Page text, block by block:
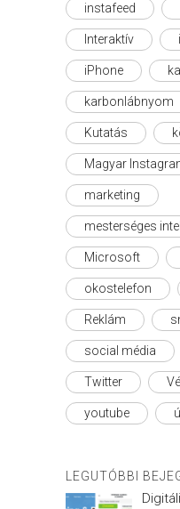
instafeed
Interaktív
iPhone
karbonlábnyom
Kutatás
Magyar
marketing
mesterséges
Microsoft
okostelefon
Reklám
social média
Twitter
youtube
LEGUTÓBBI